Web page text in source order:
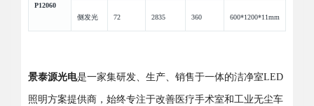
P12060
侧发光 72 2835 360 600*1200*11mm
景泰源光电是一家集研发、生产、销售于一体的洁净室LED
照明方案提供商，始终专注于改善医疗手术室和工业无尘车